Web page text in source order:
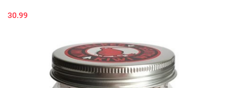
30.99